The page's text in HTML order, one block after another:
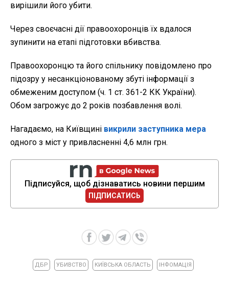
вирішили його убити.
Через своєчасні дії правоохоронців їх вдалося
зупинити на етапі підготовки вбивства.
Правоохоронцю та його спільнику повідомлено про
підозру у несанкціонованому збуті інформації з
обмеженим доступом (ч. 1 ст. 361-2 КК України).
Обом загрожує до 2 років позбавлення волі.
Нагадаємо, на Київщині викрили заступника мера
одного з міст у привласненні 4,6 млн грн.
Підписуйся, щоб дізнаватись новини першим
ПІДПИСАТИСЬ
ДБР УБИВСТВО КИЇВСЬКА ОБЛАСТЬ ІНФОМАЦІЯ